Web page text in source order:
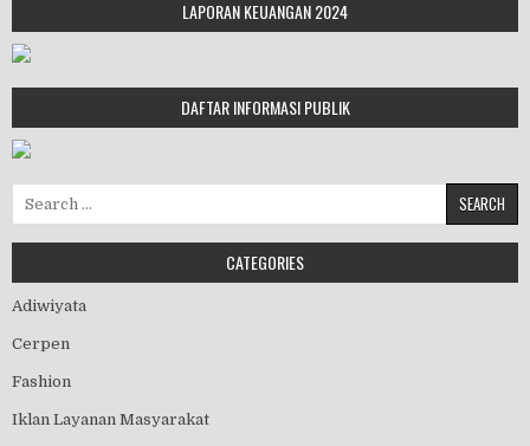
LAPORAN KEUANGAN 2024
DAFTAR INFORMASI PUBLIK
CATEGORIES
Adiwiyata
Cerpen
Fashion
Iklan Layanan Masyarakat